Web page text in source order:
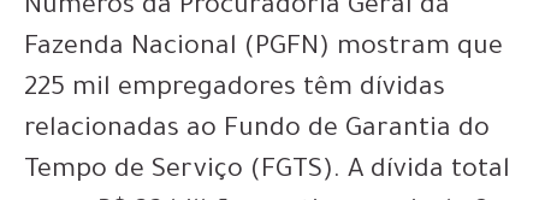
Números da Procuradoria Geral da
Fazenda Nacional (PGFN) mostram que
225 mil empregadores têm dívidas
relacionadas ao Fundo de Garantia do
Tempo de Serviço (FGTS). A dívida total